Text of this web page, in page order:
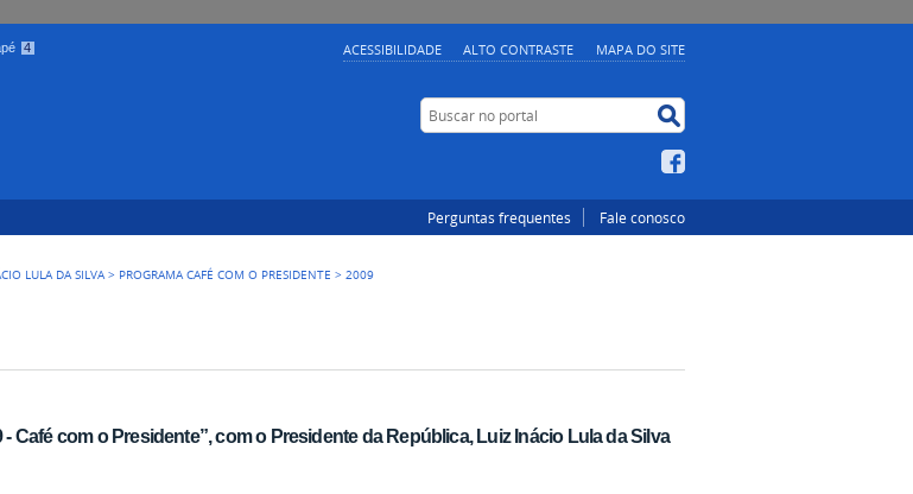
4 ACESSIBILIDADE ALTO CONTRASTE MAPA DO SITE
Buscar no portal
Perguntas frequentes Fale conosco
LULA DA SILVA > PROGRAMA CAFÉ COM O PRESIDENTE >2009
- Café com o Presidente”, com o Presidente da República, Luiz Inácio Lula da Silva